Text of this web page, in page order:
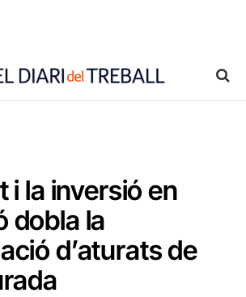
i la inversió en
dobla la
d’aturats de